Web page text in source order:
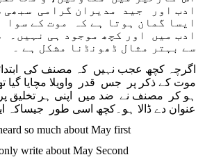
ادب اور جید مدیران گرامی سبھی
ایسا گمان ہوتا ہے کہ موت کے
ادب میں اور کچھ موجود ہی نہیں۔
سے بہتر مثال ڈھونڈنا مشکل ہے ۔
اگرچہ کچھ عجب نہیں کہ مصنف کی
موت کے ذکر پر جس قدر واویلا مچایا گیا
ہو کر مصنف نے ضد میں اپنی ہر تخلیق
عنوان دے ڈالا ہو۔کچھ اسی طور جیساکہ
so much about May first
write about May Second